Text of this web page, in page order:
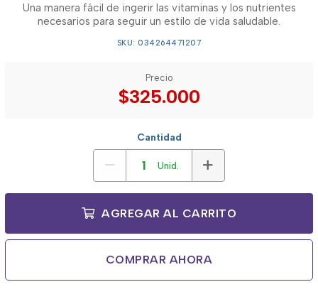
Una manera fácil de ingerir las vitaminas y los nutrientes
necesarios para seguir un estilo de vida saludable.
SKU: 034264471207
Precio
$325.000
Cantidad
Unid.
AGREGAR AL CARRITO
COMPRAR AHORA